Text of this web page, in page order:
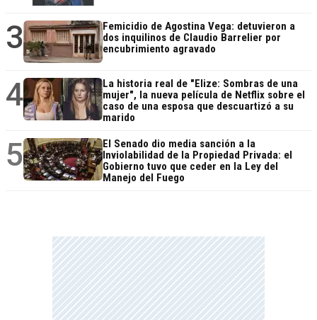
3
Femicidio de Agostina Vega: detuvieron a
dos inquilinos de Claudio Barrelier por
encubrimiento agravado
4
La historia real de "Elize: Sombras de una
mujer", la nueva película de Netflix sobre el
caso de una esposa que descuartizó a su
marido
5
El Senado dio media sanción a la
Inviolabilidad de la Propiedad Privada: el
Gobierno tuvo que ceder en la Ley del
Manejo del Fuego